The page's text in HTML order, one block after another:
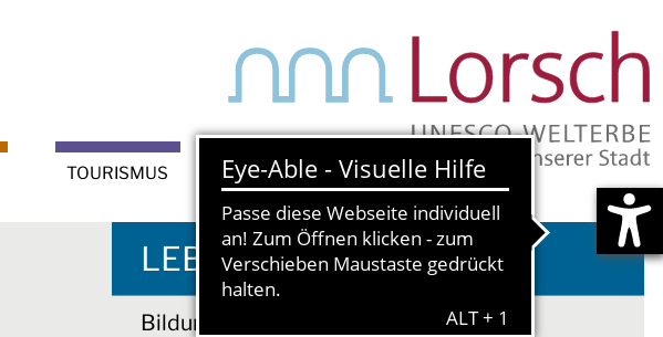
TOURISMUS
LEBEN IN LORSCH
Bildung